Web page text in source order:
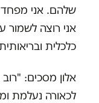
שלהם. אני מפחד
אני רוצה לשמור
כלכלית
אלון מסכים:
לכאורה נעלמת